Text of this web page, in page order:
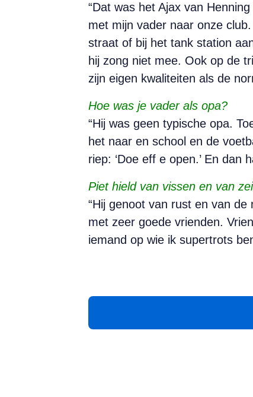
“Dat was het Ajax van
met mijn vader naar onze
straat of bij het tank station
hij zong niet mee. Ook op de
zijn eigen kwaliteiten als de
Hoe was je vader als opa?
“Hij was geen typische opa.
het naar en school en de
riep: ‘Doe eff e open.’ En dan
Piet hield van vissen en van
“Hij genoot van rust en van
met zeer goede vrienden.
iemand op wie ik supertrots